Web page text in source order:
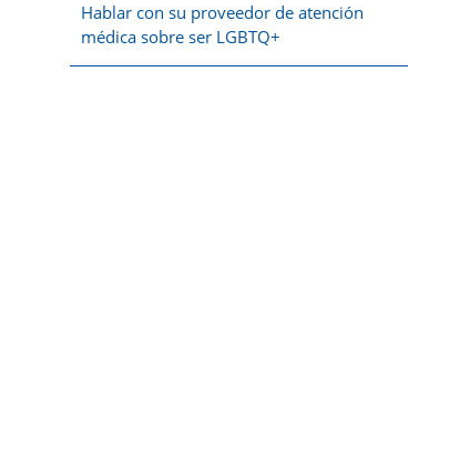
Hablar con su proveedor de atención
médica sobre ser LGBTQ+